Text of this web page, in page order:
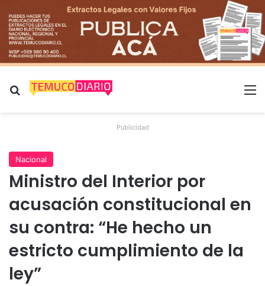
Buscar por
Publicidad
Nacional
Ministro del Interior por
acusación constitucional en
su contra: “He hecho un
estricto cumplimiento de la
ley”